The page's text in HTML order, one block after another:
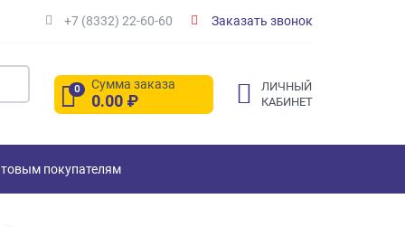
+7 (8332) 22-60-60 Заказать звонок
0 Сумма заказа
0.00 ₽
ЛИЧНЫЙ
КАБИНЕТ
покупателям